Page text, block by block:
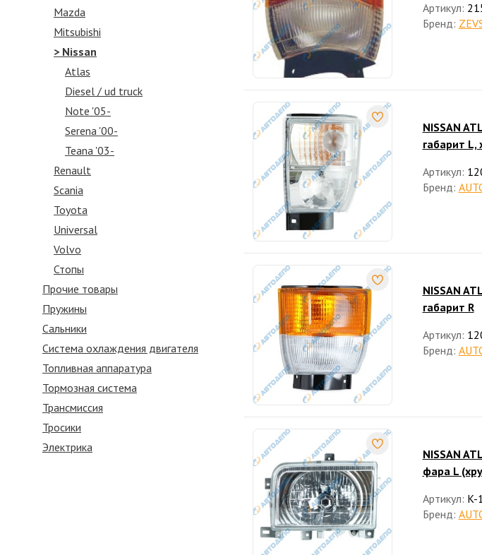
Mazda
Mitsubishi
> Nissan
Atlas
Diesel / ud truck
Note '05-
Serena '00-
Teana '03-
Renault
Scania
Toyota
Universal
Volvo
Стопы
Прочие товары
Пружины
Сальники
Система охлаждения двигателя
Топливная аппаратура
Тормозная система
Трансмиссия
Тросики
Электрика
Артикул:
Бренд:
NISSAN
габарит L,
Артикул:
Бренд:
NISSAN
габарит R
Артикул:
Бренд:
NISSAN
фара L
Артикул: K-
Бренд: